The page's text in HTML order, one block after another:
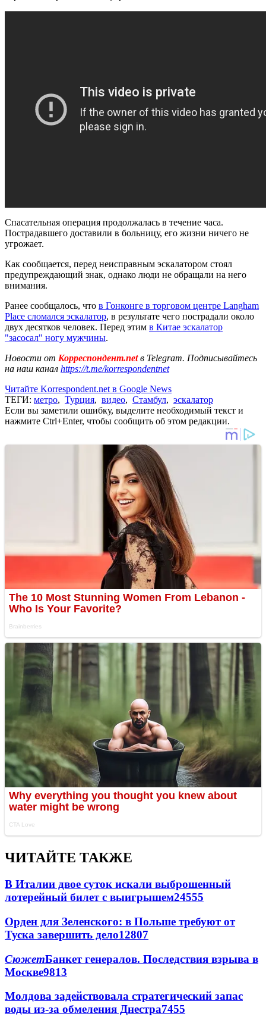
Спасательная операция продолжалась в течение часа.
Пострадавшего доставили в больницу, его жизни ничего не
угрожает.
Как сообщается, перед неисправным эскалатором стоял
предупреждающий знак, однако люди не обращали на него
внимания.
Ранее сообщалось, что в Гонконге в торговом центре Langham
Place сломался эскалатор, в результате чего пострадали около
двух десятков человек. Перед этим в Китае эскалатор
"засосал" ногу мужчины.
Новости от Корреспондент.netв Telegram. Подписывайтесь
на наш канал https://t.me/korrespondentnet
Читайте Korrespondent.net в Google News
ТЕГИ: метро, Турция, видео, Стамбул, эскалатор
Если вы заметили ошибку, выделите необходимый текст и
нажмите Ctrl+Enter, чтобы сообщить об этом редакции.
ЧИТАЙТЕ ТАКЖЕ
В Италии двое суток искали выброшенный
лотерейный билет с выигрышем24555
Орден для Зеленского: в Польше требуют от
Туска завершить дело12807
СюжетБанкет генералов. Последствия взрыва в
Москве9813
Молдова задействовала стратегический запас
воды из-за обмеления Днестра7455